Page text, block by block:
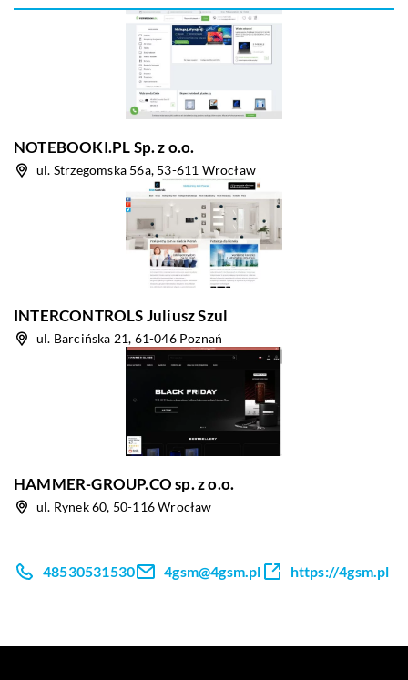
NOTEBOOKI.PL Sp. z o.o.
ul. Strzegomska 56a, 53-611 Wrocław
INTERCONTROLS Juliusz Szul
ul. Barcińska 21, 61-046 Poznań
HAMMER-GROUP.CO sp. z o.o.
ul. Rynek 60, 50-116 Wrocław
48530531530 4gsm@4gsm.pl https://4gsm.pl